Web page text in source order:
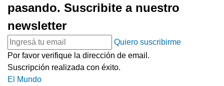
pasando. Suscribite a nuestro
newsletter
Quiero suscribirme
Por favor verifique la dirección de email.
Suscripción realizada con éxito.
El Mundo